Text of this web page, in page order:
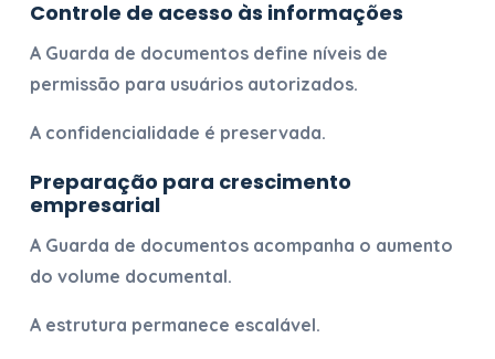
Controle de acesso às informações
A Guarda de documentosdefine níveis de
permissão para usuários autorizados.
A confidencialidade é preservada.
Preparação para crescimento
empresarial
A Guarda de documentosacompanha o aumento
do volume documental.
A estrutura permanece escalável.